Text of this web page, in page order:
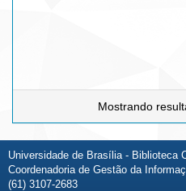
Mostrando
Universidade de Brasília - Biblioteca
Coordenadoria de Gestão da
(61) 3107-2683